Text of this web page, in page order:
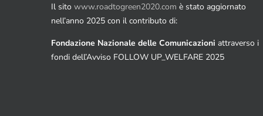
Il sito www.roadtogreen2020.com è stato aggiornato
nell’anno 2025 con il contributo di:
Fondazione Nazionale delle Comunicazioni attraverso i
fondi dell’Avviso FOLLOW UP_WELFARE 2025